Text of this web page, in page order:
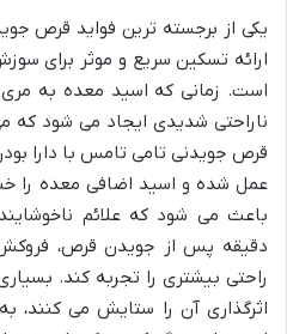
یکی از برجسته ترین فواید قرص
ارائه تسکین سریع و موثر برای
است. زمانی که اسید معده به
ناراحتی شدیدی ایجاد می شود که
قرص جویدنی تامی تامس با دارا
عمل شده و اسید اضافی معده را
باعث می شود که علائم
دقیقه پس از جویدن قرص،
راحتی بیشتری را تجربه کند.
اثرگذاری آن را ستایش می کنند،